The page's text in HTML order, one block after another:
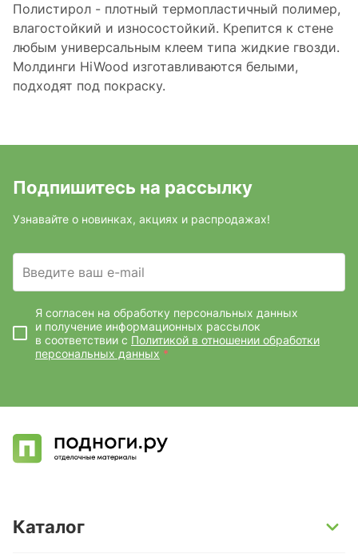
Полистирол - плотный термопластичный полимер,
влагостойкий и износостойкий. Крепится к стене
любым универсальным клеем типа жидкие гвозди.
Молдинги HiWood изготавливаются белыми,
подходят под покраску.
Подпишитесь на рассылку
Узнавайте о новинках, акциях и распродажах!
Введите ваш e-mail
Я согласен на обработку персональных данных
и получение информационных рассылок
в соответствии с Политикой в отношении обработки
персональных данных *
Каталог